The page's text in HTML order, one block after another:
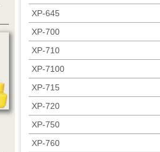
XP-645
XP-700
XP-710
XP-7100
XP-715
XP-720
XP-750
XP-760